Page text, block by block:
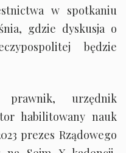
w spotkaniu
gdzie dyskusja o
będzie
urzędnik
habilitowany nauk
prezes Rządowego